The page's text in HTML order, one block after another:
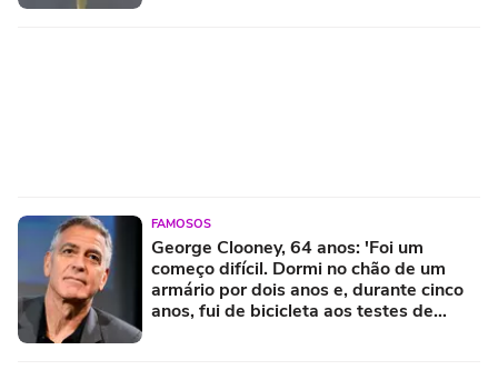
FAMOSOS
George Clooney, 64 anos: 'Foi um
começo difícil. Dormi no chão de um
armário por dois anos e, durante cinco
anos, fui de bicicleta aos testes de